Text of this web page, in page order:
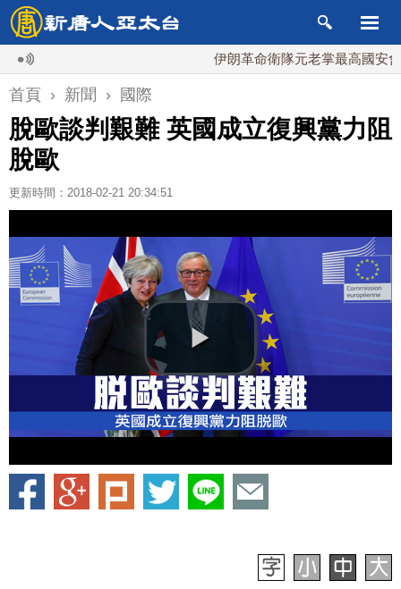
伊朗革命衛隊元老掌最高國安會 內鬥
首頁 › 新聞 › 國際
脫歐談判艱難 英國成立復興黨力阻
脫歐
更新時間：2018-02-21 20:34:51